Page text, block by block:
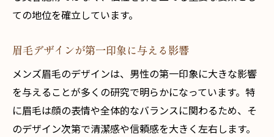
自分に合ったスタイルの見つけ方
ての地位を確立しています。
眉毛デザインが第一印象に与える影響
メンズ眉毛のデザインは、男性の第一印象に大きな影響
を与えることが多くの研究で明らかになっています。特
に眉毛は顔の表情や全体的なバランスに関わるため、そ
のデザイン次第で清潔感や信頼感を大きく左右します。